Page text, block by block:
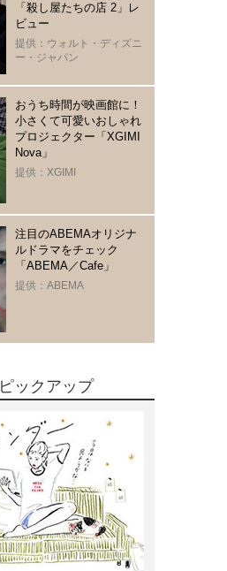
「殺し屋たちの店 2」レ
ビュー
提供：ウォルト・ディズニ
ー・ジャパン
おうち時間が映画館に！
小さくて可愛いおしゃれ
プロジェクター「XGIMI
Nova」
提供：XGIMI
注目のABEMAオリジナ
ルドラマをチェック
「ABEMA／Cafe」
提供：ABEMA
ックアップ